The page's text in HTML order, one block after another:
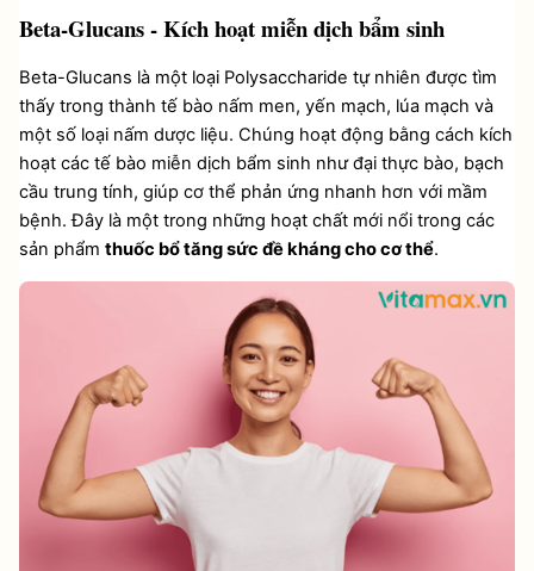
Beta-Glucans - Kích hoạt miễn dịch bẩm sinh
Beta-Glucans là một loại Polysaccharide tự nhiên được tìm
thấy trong thành tế bào nấm men, yến mạch, lúa mạch và
một số loại nấm dược liệu. Chúng hoạt động bằng cách kích
hoạt các tế bào miễn dịch bẩm sinh như đại thực bào, bạch
cầu trung tính, giúp cơ thể phản ứng nhanh hơn với mầm
bệnh. Đây là một trong những hoạt chất mới nổi trong các
sản phẩm thuốc bổ tăng sức đề kháng cho cơ thể.